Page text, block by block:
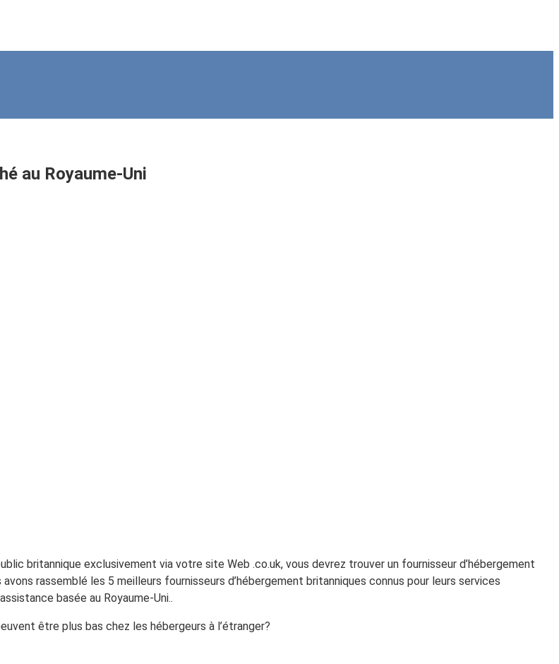
au Royaume-Uni
britannique exclusivement via votre site Web .co.uk, vous devrez trouver un fournisseur d’hébergement
rassemblé les 5 meilleurs fournisseurs d’hébergement britanniques connus pour leurs services
basée au Royaume-Uni..
être plus bas chez les hébergeurs à l’étranger?